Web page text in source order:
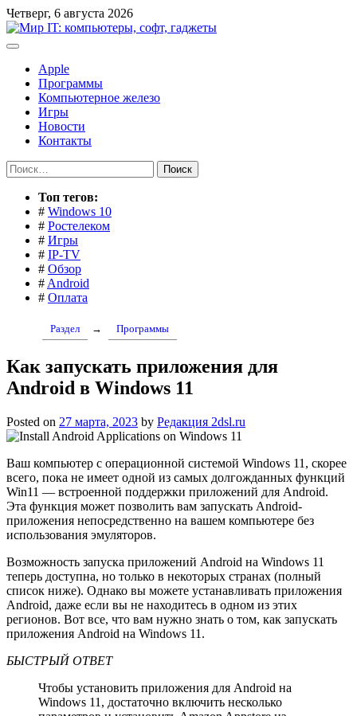
Перейти
к
содержимому
Четверг, 6 августа 2026
Apple
Программы
Компьютерное железо
Игры
Новости
Контакты
Найти:
Toп тегов:
# Windows 10
# Ростелеком
# Игры
# IP-TV
# Обзор
# Android
# Оплата
Раздел → Программы
Как запускать приложения для
Android в Windows 11
Posted on 27 марта, 2023 by Редакция 2dsl.ru
Ваш компьютер с операционной системой Windows 11, скорее
всего, пока не имеет одной из самых долгожданных функций
Win11 — встроенной поддержки приложений для Android.
Эта функция может позволить вам запускать Android-
приложения непосредственно на вашем компьютере без
использования эмуляторов.
Возможность запуска приложений Android на Windows 11
теперь доступна, но только в некоторых странах (полный
список ниже). Однако вы можете устанавливать приложения
Android, даже если вы не находитесь в одном из этих
регионов. Вот все, что вам нужно знать о том, как запускать
приложения Android на Windows 11.
БЫСТРЫЙ ОТВЕТ
Чтобы установить приложения для Android на
Windows 11, достаточно включить несколько